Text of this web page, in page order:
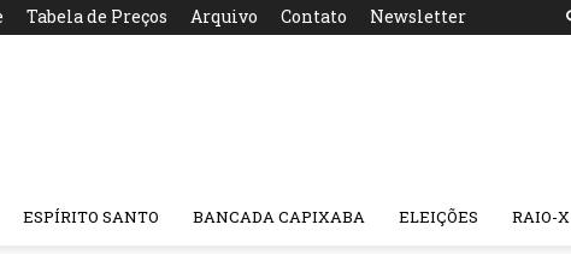
Tabela de Preços Arquivo Contato Newsletter
ESPÍRITO SANTO BANCADA CAPIXABA ELEIÇÕES RAIO-X